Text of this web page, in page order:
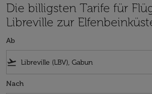
Die billigsten Tarife für
Libreville zur
Ab
flight_takeoff
Nach